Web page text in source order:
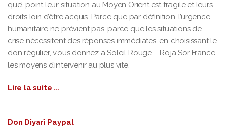
quel point leur situation au Moyen Orient est fragile et leurs
droits loin d’être acquis. Parce que par définition, l’urgence
humanitaire ne prévient pas, parce que les situations de
crise nécessitent des réponses immédiates, en choisissant le
don régulier, vous donnez à Soleil Rouge – Roja Sor France
les moyens d’intervenir au plus vite.
Lire la suite …
Don Diyarî Paypal